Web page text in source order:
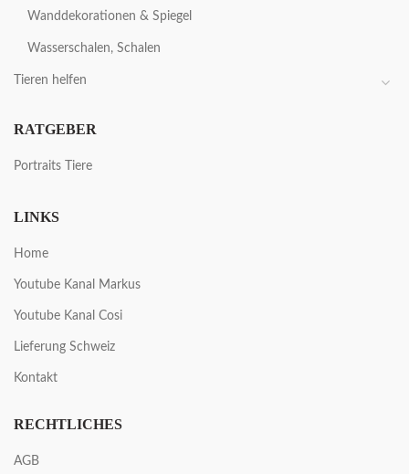
Wanddekorationen & Spiegel
Wasserschalen, Schalen
Tieren helfen
RATGEBER
Portraits Tiere
LINKS
Home
Youtube Kanal Markus
Youtube Kanal Cosi
Lieferung Schweiz
Kontakt
RECHTLICHES
AGB